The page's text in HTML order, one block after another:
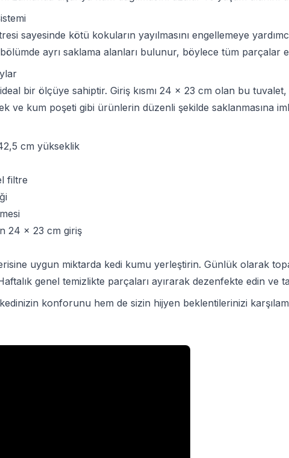
sayesinde kötü kokuların yayılmasını engellemeye
ayrı saklama alanları bulunur, böylece tüm parçalar
bir ölçüye sahiptir. Giriş kısmı 24 x 23 cm olan bu tuvalet,
ve kum poşeti gibi ürünlerin düzenli şekilde saklanmasına
cm yükseklik
filtre
24 x 23 cm giriş
uygun miktarda kedi kumu yerleştirin. Günlük olarak
genel temizlikte parçaları ayırarak dezenfekte edin
konforunu hem de sizin hijyen beklentilerinizi